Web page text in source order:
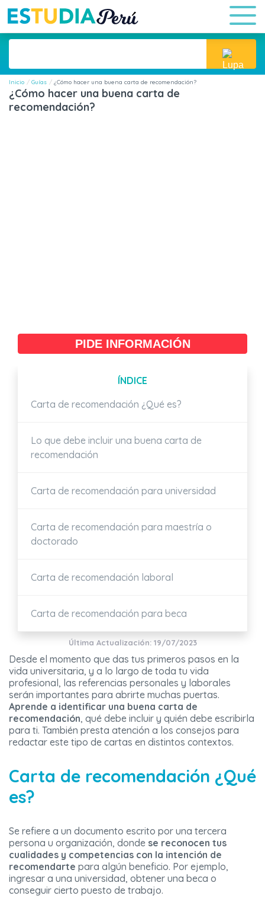
Inicio Guías ¿Cómo hacer una buena carta de recomendación?
¿Cómo hacer una buena carta de
recomendación?
PIDE INFORMACIÓN
ÍNDICE
Carta de recomendación ¿Qué es?
Lo que debe incluir una buena carta de
recomendación
Carta de recomendación para universidad
Carta de recomendación para maestría o
doctorado
Carta de recomendación laboral
Carta de recomendación para beca
Última Actualización: 19/07/2023
Desde el momento que das tus primeros pasos en la
vida universitaria, y a lo largo de toda tu vida
profesional, las referencias personales y laborales
serán importantes para abrirte muchas puertas.
Aprende a identificar una buena carta de
recomendación, qué debe incluir y quién debe escribirla
para ti. También presta atención a los consejos para
redactar este tipo de cartas en distintos contextos.
Carta de recomendación ¿Qué
es?
Se refiere a un documento escrito por una tercera
persona u organización, donde se reconocen tus
cualidades y competencias con la intención de
recomendarte para algún beneficio. Por ejemplo,
ingresar a una universidad, obtener una beca o
conseguir cierto puesto de trabajo.